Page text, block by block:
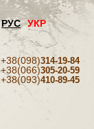
РУС УКР
+38(098)314-19-84
+38(066)305-20-59
+38(093)410-89-45